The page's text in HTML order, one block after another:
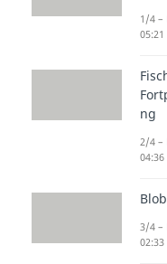
Afrika (
Die
1/4 –
05:21
ng
2/4 –
04:36
3/4 –
02:33